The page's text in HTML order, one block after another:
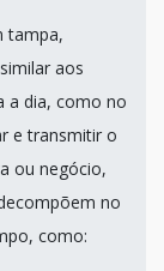
tampa,
aos
a dia, como no
e transmitir o
ou negócio,
no
como: